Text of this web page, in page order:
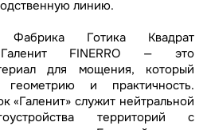
линию.
Фабрика Готика Квадрат
FINERRO — это
для мощения, который
геометрию и практичность.
«Галенит» служит нейтральной
территорий с